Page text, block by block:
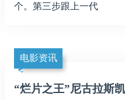
个。第三步跟上一代
电影资讯
“烂片之王”尼古拉斯